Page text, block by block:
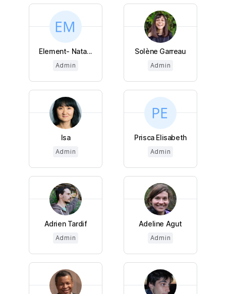
Element- Nata...
Admin
Solène Garreau
Admin
Isa
Admin
Prisca Elisabeth
Admin
Adrien Tardif
Admin
Adeline Agut
Admin